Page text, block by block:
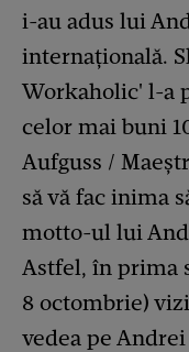
i-au adus lui
internațională.
Workaholic' l-a
celor mai buni
Aufguss /
să vă fac inima
motto-ul lui
Astfel, în prima
8 octombrie)
vedea pe